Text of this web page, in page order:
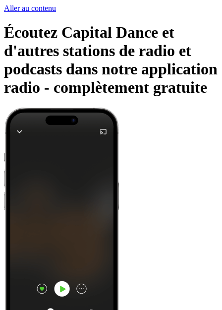
Aller au contenu
Écoutez Capital Dance et
d'autres stations de radio et
podcasts dans notre application
radio - complètement gratuite